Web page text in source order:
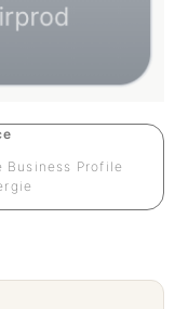
Business Profile